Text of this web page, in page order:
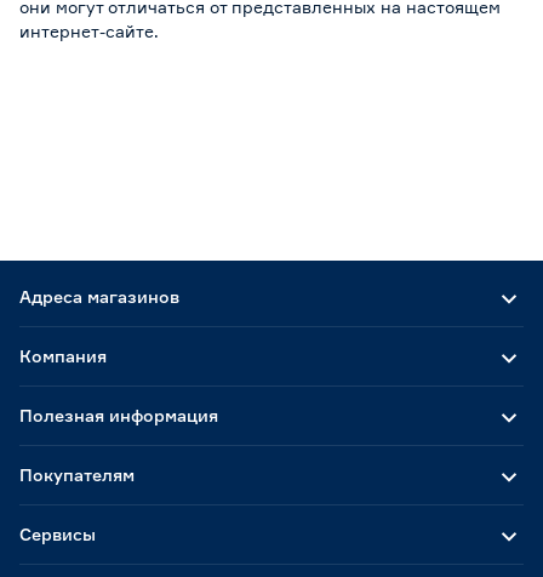
они могут отличаться от представленных на настоящем
интернет-сайте.
Адреса магазинов
Компания
Полезная информация
Покупателям
Сервисы